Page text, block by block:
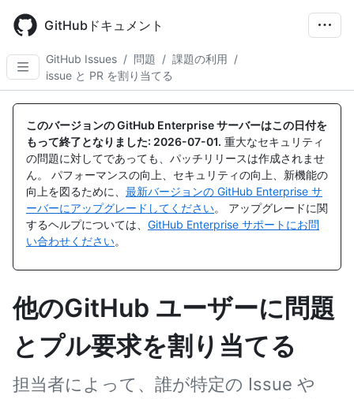
main
content
GitHubドキュメント
GitHub Issues / 問題 / 課題の利用 /
issue と PR を割り当てる
このバージョンの GitHub Enterprise サーバーはこの日付を
もって終了となりました: 2026-07-01. 重大なセキュリティ
の問題に対してであっても、パッチリリースは作成されませ
ん。 パフォーマンスの向上、セキュリティの向上、新機能の
向上を図るために、 最新バージョンの GitHub Enterprise サ
ーバーにアップグレードしてください。 アップグレードに関
するヘルプについては、 GitHub Enterprise サポートにお問
い合わせください。
他のGitHub ユーザーに問題
とプル要求を割り当てる
担当者によって、誰が特定の Issue や